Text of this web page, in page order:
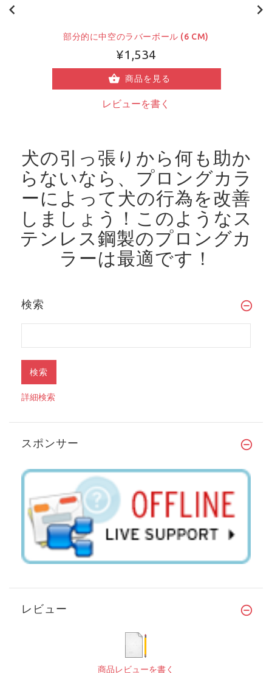
部分的に中空のラバーボール (6 CM)
¥1,534
商品を見る
レビューを書く
犬の引っ張りから何も助か
らないなら、プロングカラ
ーによって犬の行為を改善
しましょう！ このようなス
テンレス鋼製のプロングカ
ラーは最適です！
検索
詳細検索
スポンサー
レビュー
商品レビューを書く